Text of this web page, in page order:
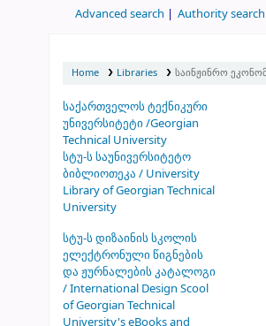
Advanced search Authority search
Home Libraries საინჟინრო
საქართველოს ტექნიკური
უნივერსიტეტი /Georgian
Technical University
სტუ-ს საუნივერსიტეტო
ბიბლიოთეკა / University
Library of Georgian Technical
University
სტუ-ს დიზაინის სკოლის
ელექტრონული წიგნების
და ჟურნალების კატალოგი
/ International Design Scool
of Georgian Technical
University's eBooks and